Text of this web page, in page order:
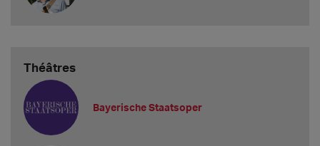
Théâtres
Bayerische Staatsoper